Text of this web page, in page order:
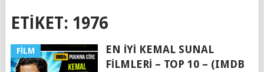
ETIKET: 1976
FILM
EN İYI KEMAL SUNAL
FILMLERI – TOP 10 – (IMDB